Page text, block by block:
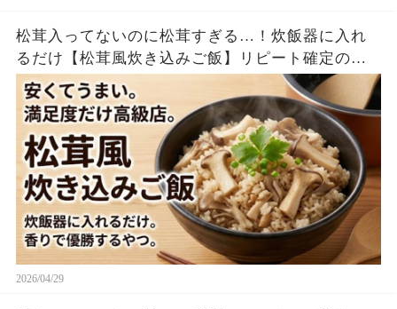
松茸入ってないのに松茸すぎる…！炊飯器に入れ
るだけ【松茸風炊き込みご飯】リピート確定の神
レシピ
2026/04/29